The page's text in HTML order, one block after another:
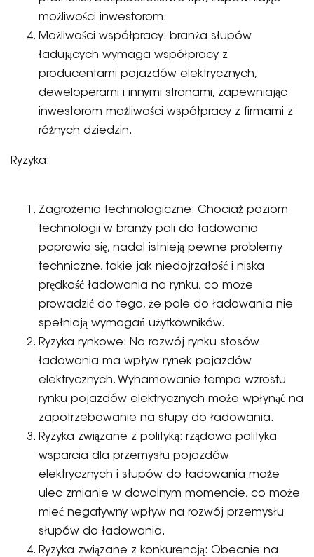
możliwości inwestorom.
Możliwości współpracy: branża słupów
ładujących wymaga współpracy z
producentami pojazdów elektrycznych,
deweloperami i innymi stronami, zapewniając
inwestorom możliwości współpracy z firmami z
różnych dziedzin.
Ryzyka:
Zagrożenia technologiczne: Chociaż poziom
technologii w branży pali do ładowania
poprawia się, nadal istnieją pewne problemy
techniczne, takie jak niedojrzałość i niska
prędkość ładowania na rynku, co może
prowadzić do tego, że pale do ładowania nie
spełniają wymagań użytkowników.
Ryzyka rynkowe: Na rozwój rynku stosów
ładowania ma wpływ rynek pojazdów
elektrycznych. Wyhamowanie tempa wzrostu
rynku pojazdów elektrycznych może wpłynąć na
zapotrzebowanie na słupy do ładowania.
Ryzyka związane z polityką: rządowa polityka
wsparcia dla przemysłu pojazdów
elektrycznych i słupów do ładowania może
ulec zmianie w dowolnym momencie, co może
mieć negatywny wpływ na rozwój przemysłu
słupów do ładowania.
Ryzyka związane z konkurencją: Obecnie na